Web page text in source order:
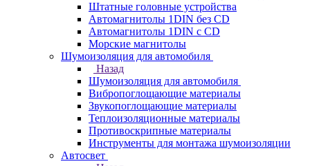
Штатные головные устройства
Автомагнитолы 1DIN без CD
Автомагнитолы 1DIN с CD
Морские магнитолы
Шумоизоляция для автомобиля
Назад
Шумоизоляция для автомобиля
Вибропоглощающие материалы
Звукопоглощающие материалы
Теплоизоляционные материалы
Противоскрипные материалы
Инструменты для монтажа шумоизоляции
Автосвет